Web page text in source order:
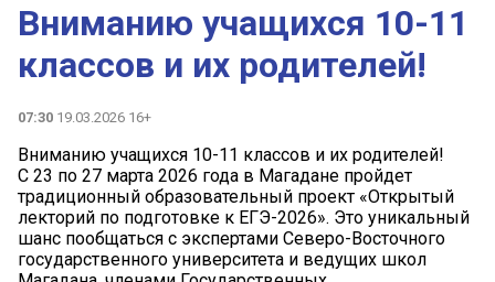
Вниманию учащихся 10-11
классов и их родителей!
07:30 19.03.2026 16+
Вниманию учащихся 10-11 классов и их родителей!
С 23 по 27 марта 2026 года в Магадане пройдет
традиционный образовательный проект «Открытый
лекторий по подготовке к ЕГЭ-2026». Это уникальный
шанс пообщаться с экспертами Северо-Восточного
государственного университета и ведущих школ